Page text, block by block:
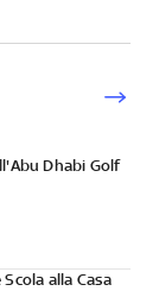
Dhabi Golf
alla Casa